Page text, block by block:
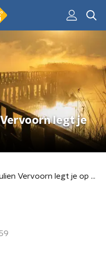
legt je
Dagsluiter Paulien Vervoorn legt je op bed